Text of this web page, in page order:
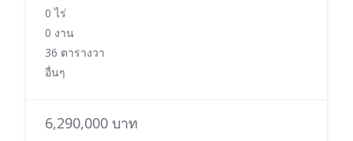
0 ไร่
0 งาน
36 ตารางวา
อื่นๆ
6,290,000 บาท